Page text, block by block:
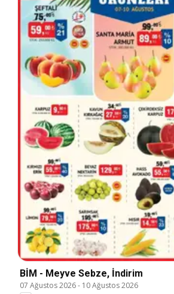
BİM - Meyve Sebze, İndirim
07 Ağustos 2026- 10 Ağustos 2026